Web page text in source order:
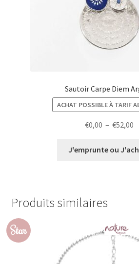
Sautoir Carpe Diem
ACHAT POSSIBLE À TARIF
€0,00 – €52,00
J'emprunte ou
Produits similaires
Star